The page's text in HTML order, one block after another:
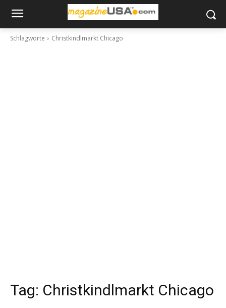
Schlagworte Christkindlmarkt Chicago
Tag: Christkindlmarkt Chicago